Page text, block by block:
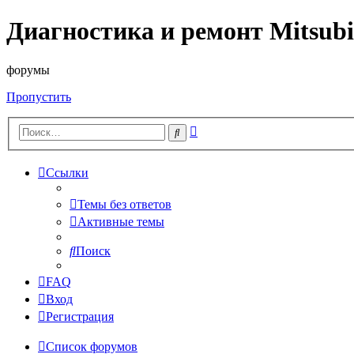
Диагностика и ремонт
форумы
Пропустить
Поиск
Ссылки
Темы без ответов
Активные темы
Поиск
FAQ
Вход
Регистрация
Список форумов